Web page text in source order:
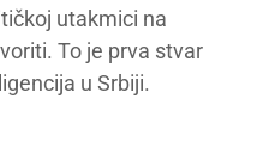
utakmici na
To je prva stvar
u Srbiji.